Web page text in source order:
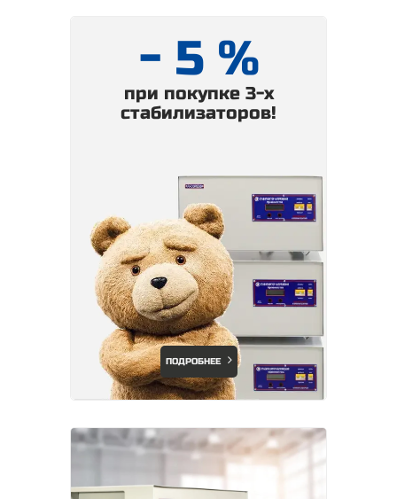
- 5 %
при покупке 3-х
стабилизаторов!
ПОДРОБНЕЕ